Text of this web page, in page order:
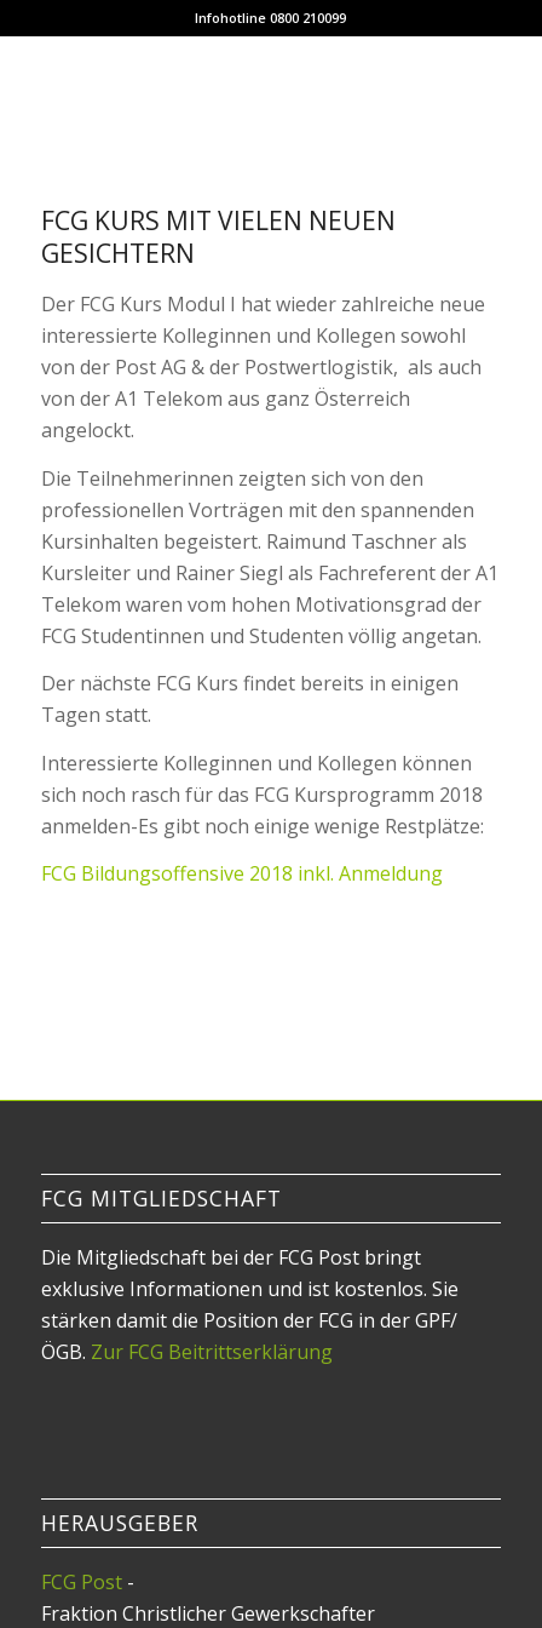
Infohotline 0800 210099
FCG KURS MIT VIELEN NEUEN
GESICHTERN
Der FCG Kurs Modul I hat wieder zahlreiche neue
interessierte Kolleginnen und Kollegen sowohl
von der Post AG & der Postwertlogistik, als auch
von der A1 Telekom aus ganz Österreich
angelockt.
Die Teilnehmerinnen zeigten sich von den
professionellen Vorträgen mit den spannenden
Kursinhalten begeistert. Raimund Taschner als
Kursleiter und Rainer Siegl als Fachreferent der A1
Telekom waren vom hohen Motivationsgrad der
FCG Studentinnen und Studenten völlig angetan.
Der nächste FCG Kurs findet bereits in einigen
Tagen statt.
Interessierte Kolleginnen und Kollegen können
sich noch rasch für das FCG Kursprogramm 2018
anmelden-Es gibt noch einige wenige Restplätze:
FCG Bildungsoffensive 2018 inkl. Anmeldung
FCG MITGLIEDSCHAFT
Die Mitgliedschaft bei der FCG Post bringt
exklusive Informationen und ist kostenlos. Sie
stärken damit die Position der FCG in der GPF/
ÖGB. Zur FCG Beitrittserklärung
HERAUSGEBER
FCG Post-
Fraktion Christlicher Gewerkschafter